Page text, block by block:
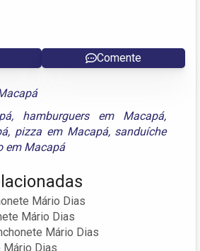
Comente
, hamburguers em Macapá,
, pizza em Macapá, sanduíche
em Macapá
Mário Dias
Mário Dias
Mário Dias
Mário Dias